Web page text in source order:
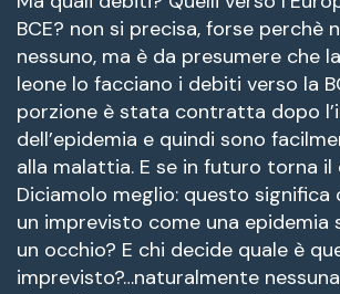
BCE? non si precisa, forse perchè
nessuno, ma è da presumere che
leone lo facciano i debiti verso la
porzione è stata contratta dopo
dell’epidemia e quindi sono
alla malattia. E se in futuro torna il
Diciamolo meglio: questo significa
un imprevisto come una epidemia
un occhio? E chi decide quale è
imprevisto?…naturalmente